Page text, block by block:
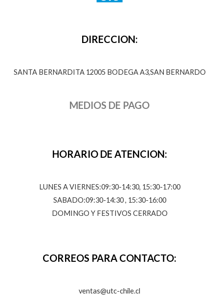
DIRECCION:
SANTA BERNARDITA 12005 BODEGA A3,SAN BERNARDO
MEDIOS DE PAGO
HORARIO DE ATENCION:
LUNES A VIERNES:09:30-14:30, 15:30-17:00
SABADO:09:30-14:30 , 15:30-16:00
DOMINGO Y FESTIVOS CERRADO
CORREOS PARA CONTACTO:
ventas@utc-chile.cl